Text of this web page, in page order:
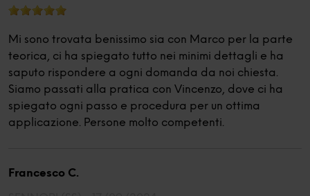
Mi sono trovata benissimo sia con Marco per la parte
teorica, ci ha spiegato tutto nei minimi dettagli e ha
saputo rispondere a ogni domanda da noi chiesta.
Siamo passati alla pratica con Vincenzo, dove ci ha
spiegato ogni passo e procedura per un ottima
applicazione. Persone molto competenti.
Francesco C.